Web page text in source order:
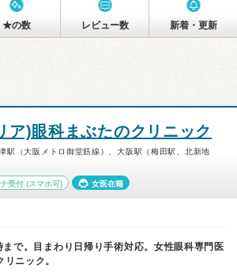
★の数 レビュー数 新着・更新
ア)眼科まぶたのクリニック
駅（大阪メトロ御堂筋線）、大阪駅（梅田駅、北新地
受付(スマホ可) 女医在籍
で。目まわり日帰り手術対応。女性眼科専門医
ニック。